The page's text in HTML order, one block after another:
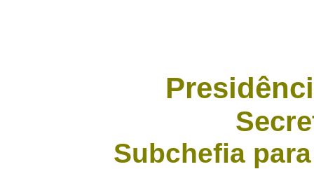
Subchefia